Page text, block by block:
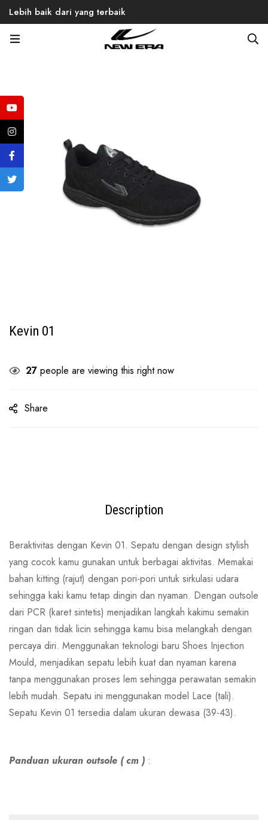
Lebih baik dari yang terbaik
Back to School
Kevin 01
27 people are viewing this right now
Share
Description
Beraktivitas dengan Kevin 01. Sepatu dengan design stylish
yang cocok kamu gunakan untuk berbagai aktivitas. Memakai
bahan kitting (rajut) dengan pori-pori untuk sirkulasi udara
sehingga kaki kamu tetap dingin dan nyaman. Dengan outsole
dari PCR (karet sintetis) menjadikan langkah kakimu semakin
ringan dan tidak licin sehingga kamu bisa melangkah dengan
percaya diri. Menggunakan teknologi baru Shoes Injection
Mould, menjadikan sepatu lebih kuat dan nyaman karena
tanpa menggunakan proses lem sehingga perawatan semakin
lebih mudah. Sepatu ini menggunakan model Lace (tali).
Sepatu Kevin 01 tersedia dalam ukuran dewasa (39-43).
Panduan ukuran outsole ( cm ) :